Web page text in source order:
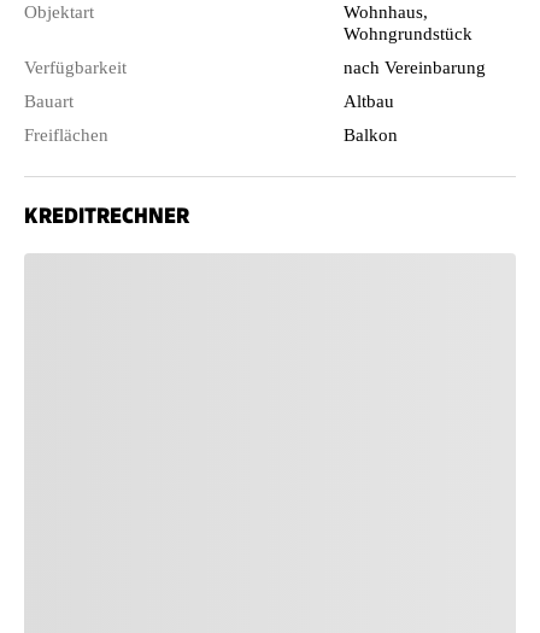
Objektart
Wohnhaus,
Wohngrundstück
Verfügbarkeit
nach Vereinbarung
Bauart
Altbau
Freiflächen
Balkon
KREDITRECHNER